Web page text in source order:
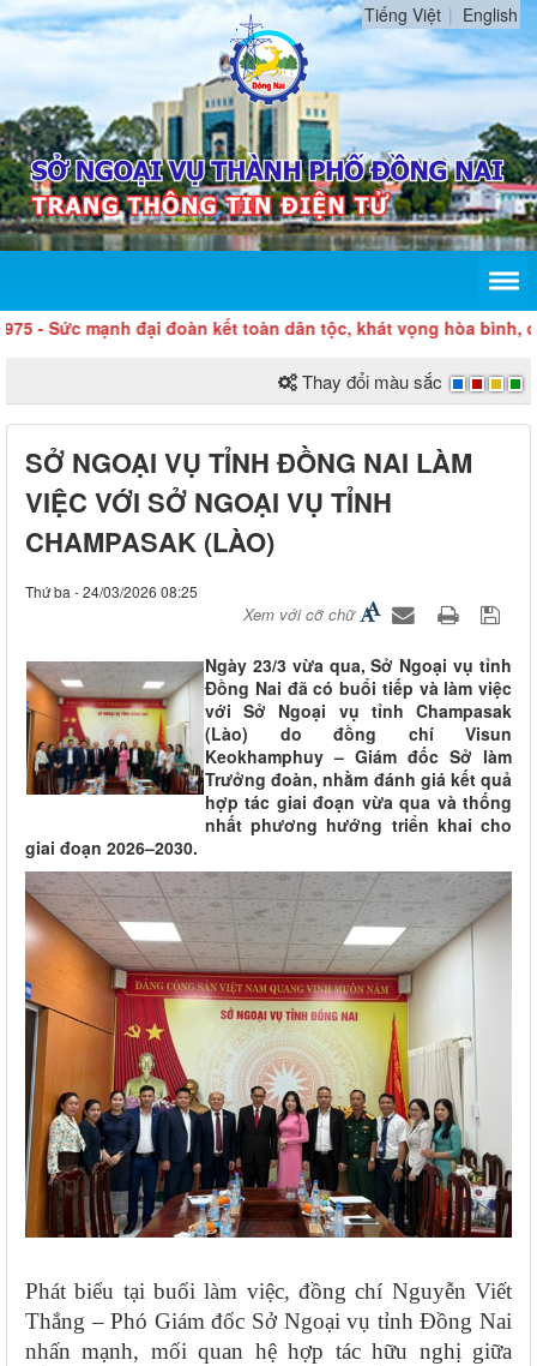
Tiếng Việt English
mạnh đại đoàn kết toàn dân tộc, khát vọng hòa bình, độc
Thay đổi màu sắc
SỞ NGOẠI VỤ TỈNH ĐỒNG NAI LÀM
VIỆC VỚI SỞ NGOẠI VỤ TỈNH
CHAMPASAK (LÀO)
Thứ ba - 24/03/2026 08:25
Xem với cỡ chữ
Ngày 23/3 vừa qua, Sở Ngoại vụ tỉnh
Đồng Nai đã có buổi tiếp và làm việc
với Sở Ngoại vụ tỉnh Champasak
(Lào) do đồng chí Visun
Keokhamphuy – Giám đốc Sở làm
Trưởng đoàn, nhằm đánh giá kết quả
hợp tác giai đoạn vừa qua và thống
nhất phương hướng triển khai cho
giai đoạn 2026–2030.
Phát biểu tại buổi làm việc, đồng chí Nguyễn Viết
Thắng – Phó Giám đốc Sở Ngoại vụ tỉnh Đồng Nai
nhấn mạnh, mối quan hệ hợp tác hữu nghị giữa